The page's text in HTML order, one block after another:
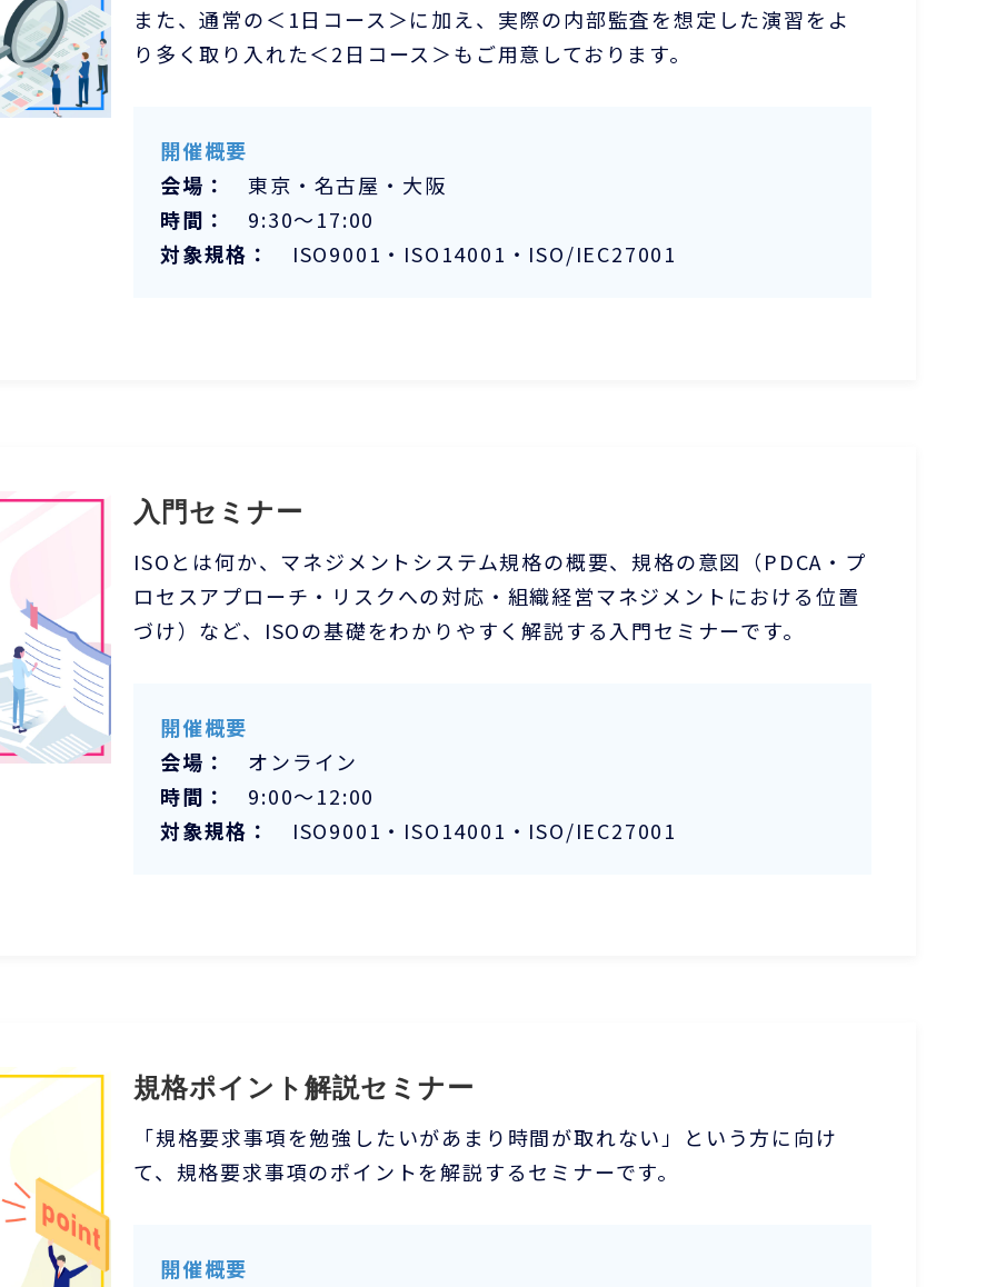
また、通常の＜1日コース＞に加え、実際の内部監査を想定した演習をよ
り多く取り入れた＜2日コース＞もご用意しております。
開催概要
会場： 東京・名古屋・大阪
時間： 9:30～17:00
対象規格： ISO9001・ISO14001・ISO/IEC27001
入門セミナー
ISOとは何か、マネジメントシステム規格の概要、規格の意図（PDCA・プ
ロセスアプローチ・リスクへの対応・組織経営マネジメントにおける位置
づけ）など、ISOの基礎をわかりやすく解説する入門セミナーです。
開催概要
会場：
オンライン
時間：
9:00～12:00
対象規格：
ISO9001・ISO14001・ISO/IEC27001
規格ポイント解説セミナー
「規格要求事項を勉強したいがあまり時間が取れない」という方に向け
て、規格要求事項のポイントを解説するセミナーです。
開催概要